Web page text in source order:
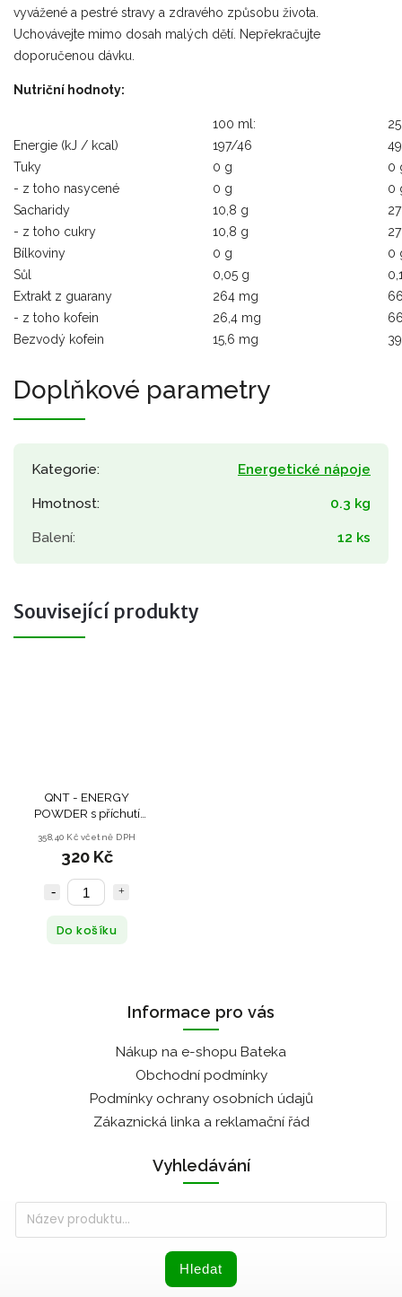
vyvážené a pestré stravy a zdravého způsobu života.
Uchovávejte mimo dosah malých dětí. Nepřekračujte
doporučenou dávku.
Nutriční hodnoty:
100 ml:
Energie (kJ / kcal)
197/46
Tuky
0 g
0
- z toho nasycené
0 g
0
Sacharidy
10,8 g
- z toho cukry
10,8 g
Bílkoviny
0 g
0
Sůl
0,05 g
Extrakt z guarany
264 mg
- z toho kofein
26,4 mg
Bezvodý kofein
15,6 mg
Doplňkové parametry
Kategorie: Energetické nápoje
Hmotnost: 0.3 kg
Balení: 12 ks
Související produkty
QNT - ENERGY
POWDER s příchutí
358,40 Kč včetně DPH
320 Kč
Do košíku
Informace pro vás
Nákup na e-shopu Bateka
Obchodní podmínky
Podmínky ochrany osobních údajů
Zákaznická linka a reklamační řád
Vyhledávání
Hledat